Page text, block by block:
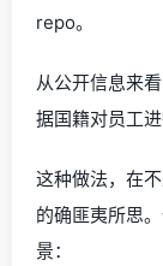
repo。
从公开信息来
据国籍对员工
这种做法，在
的确匪夷所思
景：